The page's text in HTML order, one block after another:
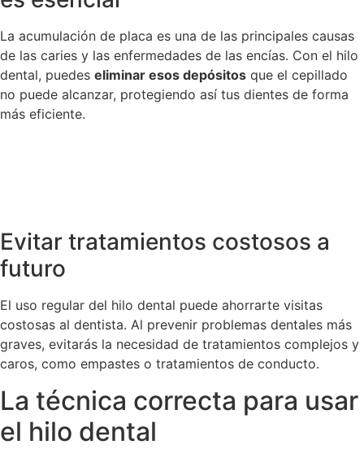
La acumulación de placa es una de las principales causas
de las caries y las enfermedades de las encías. Con el hilo
dental, puedes eliminar esos depósitos que el cepillado
no puede alcanzar, protegiendo así tus dientes de forma
más eficiente.
Evitar tratamientos costosos a
futuro
El uso regular del hilo dental puede ahorrarte visitas
costosas al dentista. Al prevenir problemas dentales más
graves, evitarás la necesidad de tratamientos complejos y
caros, como empastes o tratamientos de conducto.
La técnica correcta para usar
el hilo dental